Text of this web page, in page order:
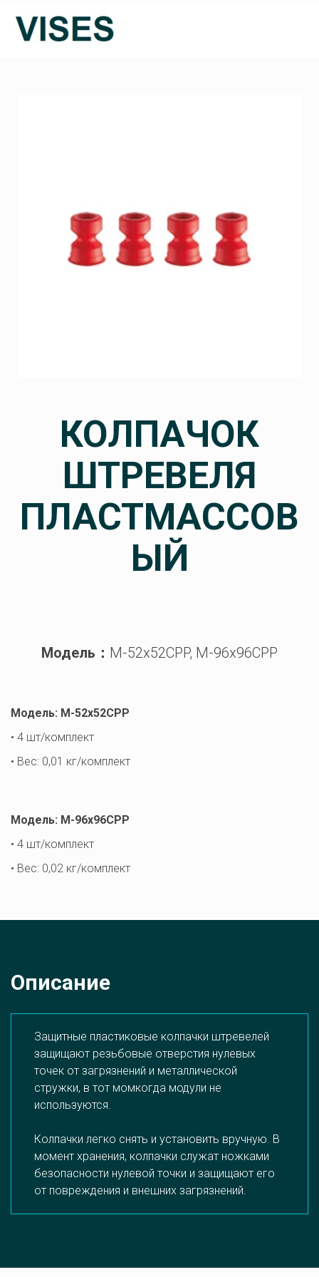
КОЛПАЧОК
ШТРЕВЕЛЯ
ПЛАСТМАССОВ
ЫЙ
Модель： M-52x52CPP, M-96x96CPP
Модель: M-52x52CPP
• 4 шт/комплект
• Вес: 0,01 кг/комплект
Модель: M-96x96CPP
• 4 шт/комплект
• Вес: 0,02 кг/комплект
Описание
Защитные пластиковые колпачки штревелей
защищают резьбовые отверстия нулевых
точек от загрязнений и металлической
стружки, в тот момкогда модули не
используются.
Колпачки легко снять и установить вручную. В
момент хранения, колпачки служат ножками
безопасности нулевой точки и защищают его
от повреждения и внешних загрязнений.